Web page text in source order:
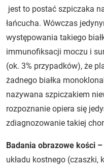
jest to postać szpiczaka
łańcucha. Wówczas
występowania takiego
immunofiksacji moczu i
(ok. 3% przypadków), że
żadnego białka
nazywana szpiczakiem
rozpoznanie opiera się
zdiagnozowanie takiej
Badania obrazowe kości –
układu kostnego (czaszki,